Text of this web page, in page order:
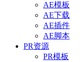
AE模板
AE下载
AE插件
AE脚本
PR资源
PR模板